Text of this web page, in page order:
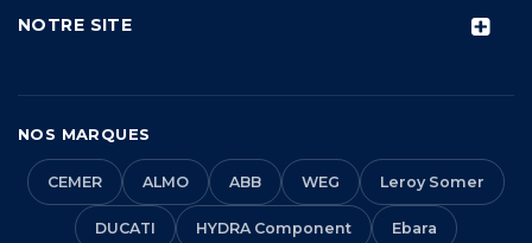
NOTRE SITE
NOS MARQUES
CEMER ALMO ABB WEG Leroy Somer
DUCATI HYDRA Component Ebara